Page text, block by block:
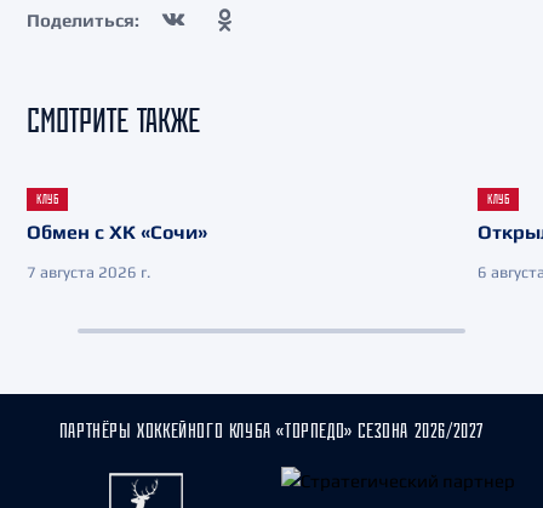
Поделиться:
СМОТРИТЕ ТАКЖЕ
КЛУБ
Обмен с ХК «Сочи»
7 августа 2026 г.
КЛУБ
6
ПАРТНЁРЫ ХОККЕЙНОГО КЛУБА «ТОРПЕДО» СЕЗОНА 2026/2027